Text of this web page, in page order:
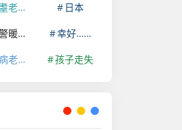
人走失
日本
心救助
幸好……
人走失 孩子走失